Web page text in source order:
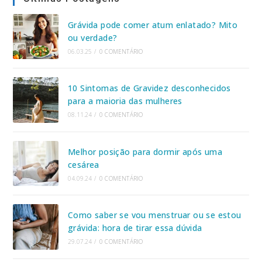
Grávida pode comer atum enlatado? Mito
ou verdade?
06.03.25 / 0 COMENTÁRIO
10 Sintomas de Gravidez desconhecidos
para a maioria das mulheres
08.11.24 / 0 COMENTÁRIO
Melhor posição para dormir após uma
cesárea
04.09.24 / 0 COMENTÁRIO
Como saber se vou menstruar ou se estou
grávida: hora de tirar essa dúvida
29.07.24 / 0 COMENTÁRIO